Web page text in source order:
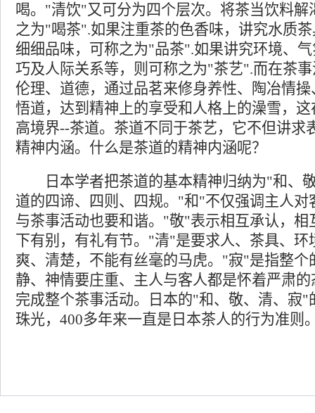
喝。"清饮"又可分为四个层次。将茶当饮料解
之为"喝茶".如果注重茶的色香味，讲究水质
细细品味，可称之为"品茶".如果讲究环境、
巧及人际关系等，则可称之为"茶艺".而在茶
伦理、道德，通过品茗来修身养性、陶冶情
悟道，达到精神上的享受和人格上的澡雪，
高境界--茶道。茶道不同于茶艺，它不但讲求
精神内涵。什么是茶道的精神内涵呢？
日本学者把茶道的基本精神归纳为"和、
道的四谛、四则、四规。"和"不仅强调主人对
与茶事活动也要和谐。"敬"表示相互承认，相
下有别，有礼有节。"清"是要求人、茶具、环
爽、清楚，不能有丝毫的马虎。"寂"是指整个
静、神情要庄重、主人与客人都是怀着严肃
完成整个茶事活动。日本的"和、敬、清、寂"
珠光，400多年来一直是日本茶人的行为准则